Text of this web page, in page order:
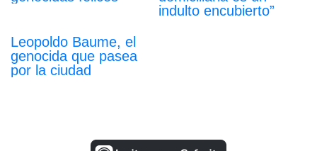
indulto encubierto”
Leopoldo Baume, el
genocida que pasea
por la ciudad